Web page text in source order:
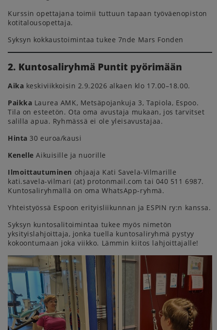
Kurssin opettajana toimii tuttuun tapaan työväenopiston
kotitalousopettaja.
Syksyn kokkaustoimintaa tukee 7nde Mars Fonden
2. Kuntosaliryhmä Puntit pyörimään
Aika keskiviikkoisin 2.9.2026 alkaen klo 17.00–18.00.
Paikka Laurea AMK, Metsäpojankuja 3, Tapiola, Espoo.
Tila on esteetön. Ota oma avustaja mukaan, jos tarvitset
salilla apua. Ryhmässä ei ole yleisavustajaa.
Hinta 30 euroa/kausi
Kenelle Aikuisille ja nuorille
Ilmoittautuminen ohjaaja Kati Savela-Vilmarille
kati.savela-vilmari (at) protonmail.com tai 040 511 6987.
Kuntosaliryhmällä on oma WhatsApp-ryhmä.
Yhteistyössä Espoon erityisliikunnan ja ESPIN ry:n kanssa.
Syksyn kuntosalitoimintaa tukee myös nimetön
yksityislahjoittaja, jonka tuella kuntosaliryhmä pystyy
kokoontumaan joka viikko. Lämmin kiitos lahjoittajalle!